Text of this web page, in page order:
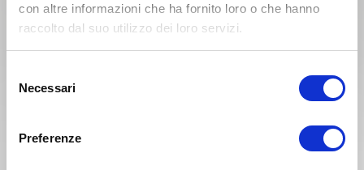
con altre informazioni che ha fornito loro o che hanno
raccolto dal suo utilizzo dei loro servizi.
delNecessari
Preferenze
€ 22,95 5%
€ 24,16
SX 125 / 150 / 250 / 300
250 / 350 / 450 2014-2026
€ 15,185%
€ 15,98
Leva frizione KTM SX 125 /
150 / 300 2016-2026 KTM
SX 250 250 2006-2026
2017-2026 KTM SXF 250 /
350 2007-2026 KTM SXF
450 2013-2026 KTM EXC -